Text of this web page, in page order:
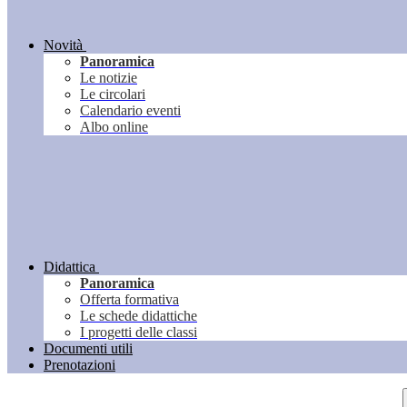
Novità
Panoramica
Le notizie
Le circolari
Calendario eventi
Albo online
Didattica
Panoramica
Offerta formativa
Le schede didattiche
I progetti delle classi
Documenti utili
Prenotazioni